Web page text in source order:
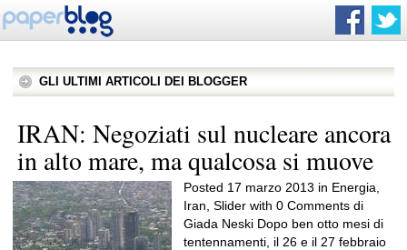
GLI ULTIMI ARTICOLI DEI BLOGGER
IRAN: Negoziati sul nucleare ancora
in alto mare, ma qualcosa si muove
Posted 17 marzo 2013 in Energia,
Iran, Slider with 0 Comments di
Giada Neski Dopo ben otto mesi di
tentennamenti, il 26 e il 27 febbraio